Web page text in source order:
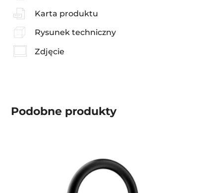
Karta produktu
Rysunek techniczny
Zdjęcie
Podobne produkty